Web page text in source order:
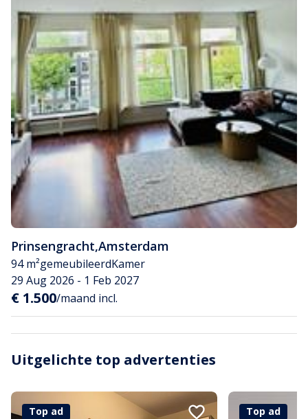
Prinsengracht,Amsterdam
94 m²gemeubileerdKamer
29 Aug 2026 - 1 Feb 2027
€ 1.500/maand incl.
Uitgelichte top advertenties
Top ad Top ad